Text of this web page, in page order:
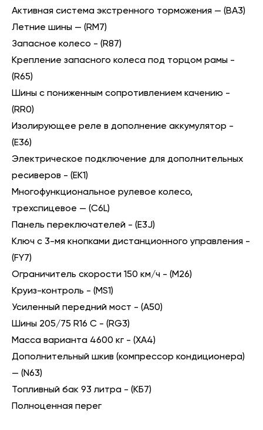
Активная система экстренного торможения — (BA3)
Летние шины — (RM7)
Запасное колесо - (R87)
Крепление запасного колеса под торцом рамы -
(R65)
Шины с пониженным сопротивлением качению -
(RR0)
Изолирующее реле в дополнение аккумулятор -
(Е36)
Электрическое подключение для дополнительных
ресиверов - (ЕК1)
Многофункциональное рулевое колесо,
трехспицевое — (C6L)
Панель переключателей - (E3J)
Ключ с 3-мя кнопками дистанционного управления -
(FY7)
Ограничитель скорости 150 км/ч - (М26)
Круиз-контроль - (MS1)
Усиленный передний мост - (А50)
Шины 205/75 R16 C - (RG3)
Масса варианта 4600 кг - (XA4)
Дополнительный шкив (компрессор кондиционера)
— (N63)
Топливный бак 93 литра - (КБ7)
Полноценная перег